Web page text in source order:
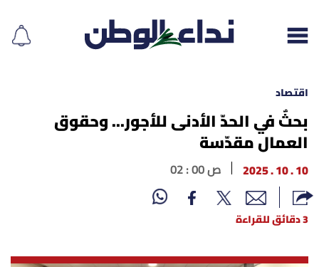
إقرأ الجريدة
لبنان
الغلاف
نداء اليوم
اقتصاد
بحثٌ في الحدّ الأدنى للأجور... وحقوق
العمال مقدّسة
10 . 10 . 2025 02 : 00 ص
3 دقائق للقراءة